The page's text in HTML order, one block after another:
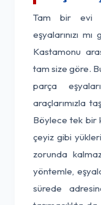
Tam bir evi
eşyalarınızı
Kastamonu
tam size göre.
parça
araçlarımızla
Böylece tek bir
çeyiz gibi
zorunda
yöntemle,
sürede